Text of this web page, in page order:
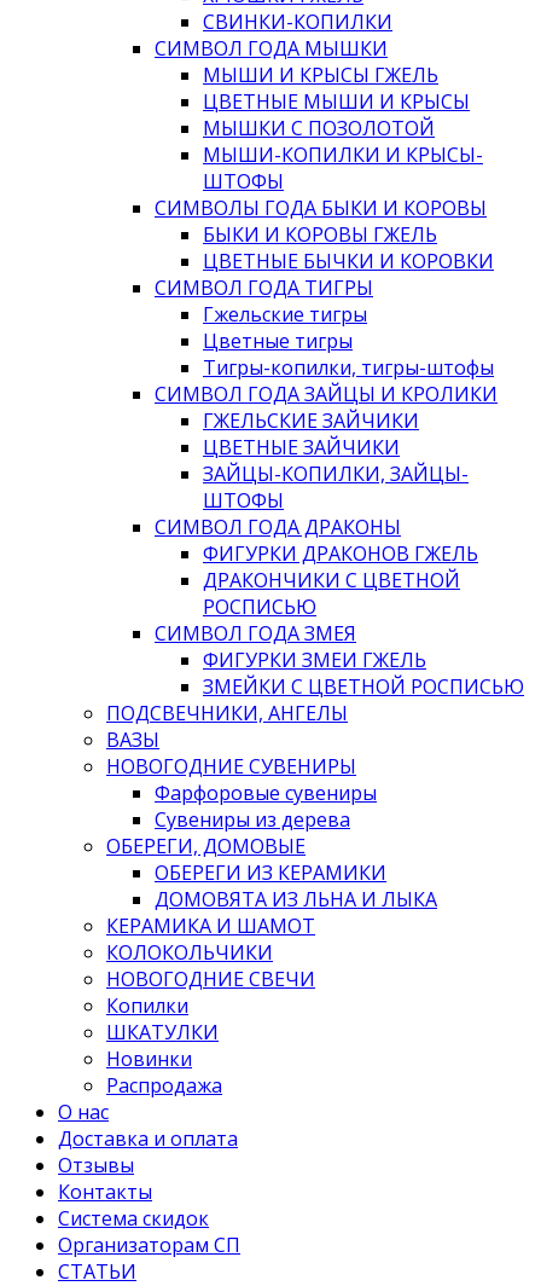
СВИНКИ-КОПИЛКИ
СИМВОЛ ГОДА МЫШКИ
МЫШИ И КРЫСЫ ГЖЕЛЬ
ЦВЕТНЫЕ МЫШИ И КРЫСЫ
МЫШКИ С ПОЗОЛОТОЙ
МЫШИ-КОПИЛКИ И КРЫСЫ-
ШТОФЫ
СИМВОЛЫ ГОДА БЫКИ И КОРОВЫ
БЫКИ И КОРОВЫ ГЖЕЛЬ
ЦВЕТНЫЕ БЫЧКИ И КОРОВКИ
СИМВОЛ ГОДА ТИГРЫ
Гжельские тигры
Цветные тигры
Тигры-копилки, тигры-штофы
СИМВОЛ ГОДА ЗАЙЦЫ И КРОЛИКИ
ГЖЕЛЬСКИЕ ЗАЙЧИКИ
ЦВЕТНЫЕ ЗАЙЧИКИ
ЗАЙЦЫ-КОПИЛКИ, ЗАЙЦЫ-
ШТОФЫ
СИМВОЛ ГОДА ДРАКОНЫ
ФИГУРКИ ДРАКОНОВ ГЖЕЛЬ
ДРАКОНЧИКИ С ЦВЕТНОЙ
РОСПИСЬЮ
СИМВОЛ ГОДА ЗМЕЯ
ФИГУРКИ ЗМЕИ ГЖЕЛЬ
ЗМЕЙКИ С ЦВЕТНОЙ РОСПИСЬЮ
ПОДСВЕЧНИКИ, АНГЕЛЫ
ВАЗЫ
НОВОГОДНИЕ СУВЕНИРЫ
Фарфоровые сувениры
Сувениры из дерева
ОБЕРЕГИ, ДОМОВЫЕ
ОБЕРЕГИ ИЗ КЕРАМИКИ
ДОМОВЯТА ИЗ ЛЬНА И ЛЫКА
КЕРАМИКА И ШАМОТ
КОЛОКОЛЬЧИКИ
НОВОГОДНИЕ СВЕЧИ
Копилки
ШКАТУЛКИ
Новинки
Распродажа
О нас
Доставка и оплата
Отзывы
Контакты
Система скидок
Организаторам СП
СТАТЬИ